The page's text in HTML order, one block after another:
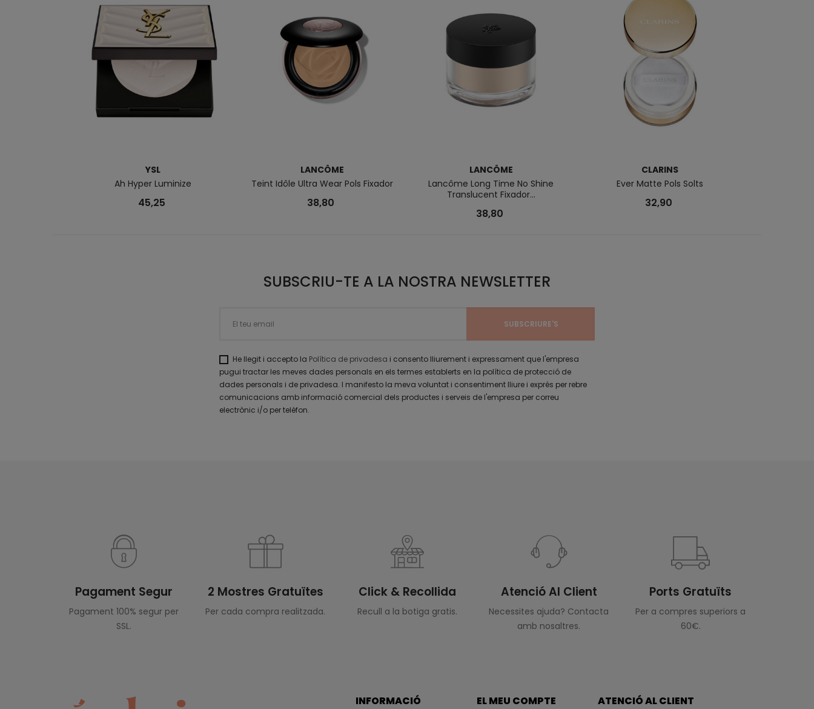
YSL
Ah Hyper Luminize
45,25
LANCÔME
Teint Idôle Ultra Wear Pols Fixador
38,80
LANCÔME
Lancôme Long Time No Shine
Translucent Fixador...
38,80
CLARINS
Ever Matte Pols Solts
32,90
SUBSCRIU-TE A LA NOSTRA NEWSLETTER
He llegit i accepto la Política de privadesa i consento lliurement i expressament que l'empresa
pugui tractar les meves dades personals en els termes establerts en la política de protecció de
dades personals i de privadesa. I manifesto la meva voluntat i consentiment lliure i exprés per rebre
comunicacions amb informació comercial dels productes i serveis de l'empresa per correu
electrònic i/o per telèfon.
Pagament Segur
Pagament 100% segur per
SSL.
2 Mostres Gratuïtes
Per cada compra realitzada.
Click & Recollida
Recull a la botiga gratis.
Atenció Al Client
Necessites ajuda? Contacta
amb nosaltres.
Ports Gratuïts
Per a compres superiors a
60€.
INFORMACIÓ EL MEU COMPTE ATENCIÓ AL CLIENT